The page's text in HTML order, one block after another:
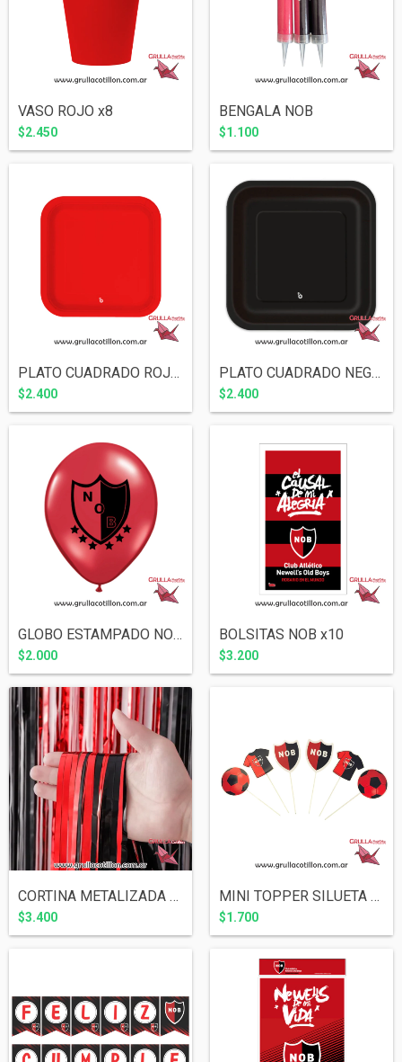
VASO ROJO x8
$2.450
BENGALA NOB
$1.100
PLATO CUADRADO ROJO x8
$2.400
PLATO CUADRADO NEGRO x8
$2.400
GLOBO ESTAMPADO NOB x5
$2.000
BOLSITAS NOB x10
$3.200
CORTINA METALIZADA COMBINADA ROJO Y NEGR...
$3.400
MINI TOPPER SILUETA NOB x6
$1.700